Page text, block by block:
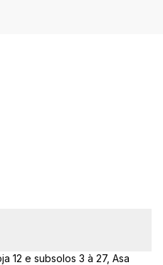
12 e subsolos 3 à 27, Asa